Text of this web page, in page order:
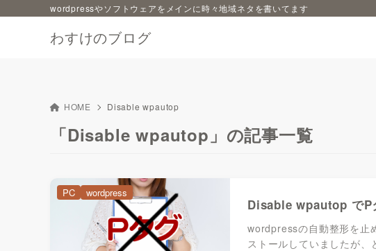
わすけのブログ
wordpressやソフトウェアをメインに時々地域ネタを書いてます
HOME Disable wpautop
「Disable wpautop」の記事一覧
Disable wpautop でP
wordpressの自動整形を
ストールしていましたが
PC wordpress